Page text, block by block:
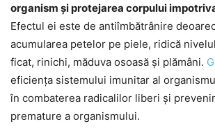
organism și protejarea corpului
Efectul ei este de antiîmbătrânire
acumularea petelor pe piele, ridică
ficat, rinichi, măduva osoasă și plămâni.
eficiența sistemului imunitar al
în combaterea radicalilor liberi și
premature a organismului.